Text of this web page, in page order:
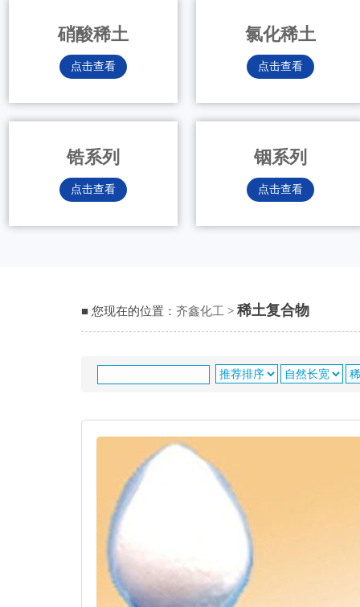
硝酸稀土
点击查看
氯化稀土
点击查看
锆系列
点击查看
铟系列
点击查看
■ 您现在的位置： 齐鑫化工 > 稀土复合物